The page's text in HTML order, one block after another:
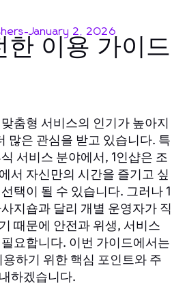
-January 2, 2026
한 이용 가이드
춤형 서비스의 인기가 높아지
많은 관심을 받고 있습니다. 특
서비스 분야에서, 1인샵은 조
서 자신만의 시간을 즐기고 싶
택이 될 수 있습니다. 그러나 1
지숍과 달리 개별 운영자가 직
때문에 안전과 위생, 서비스
요합니다. 이번 가이드에서는
하기 위한 핵심 포인트와 주
하겠습니다.